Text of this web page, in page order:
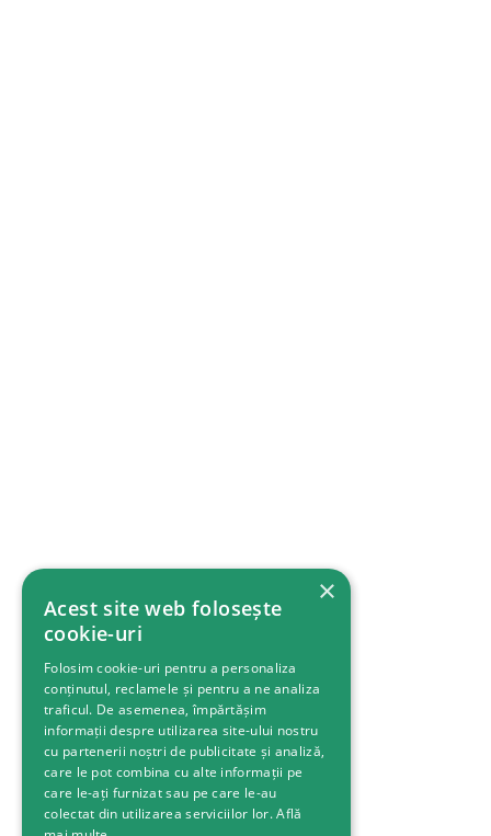
×
Acest site web folosește
cookie-uri
Folosim cookie-uri pentru a personaliza
conținutul, reclamele și pentru a ne analiza
traficul. De asemenea, împărtășim
informații despre utilizarea site-ului nostru
cu partenerii noștri de publicitate și analiză,
care le pot combina cu alte informații pe
care le-ați furnizat sau pe care le-au
colectat din utilizarea serviciilor lor.Află